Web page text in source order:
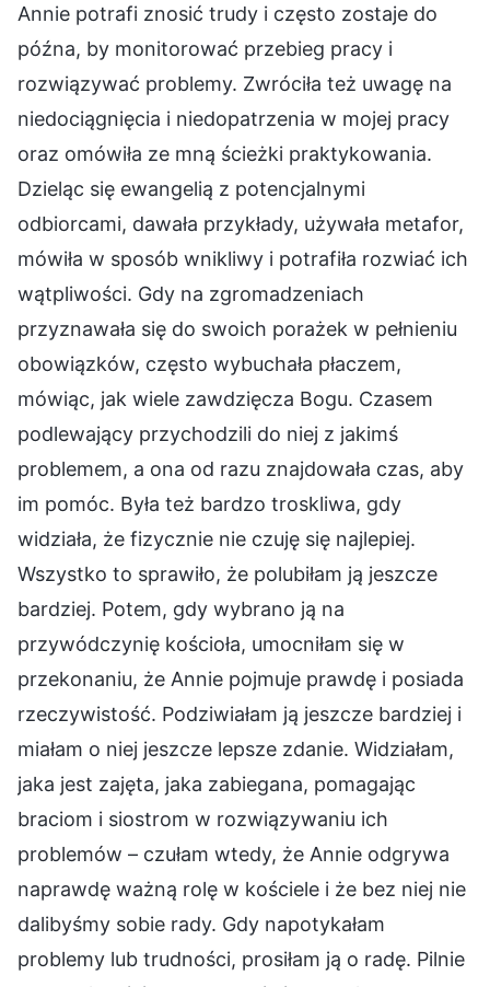
Annie potrafi znosić trudy i często zostaje do
późna, by monitorować przebieg pracy i
rozwiązywać problemy. Zwróciła też uwagę na
niedociągnięcia i niedopatrzenia w mojej pracy
oraz omówiła ze mną ścieżki praktykowania.
Dzieląc się ewangelią z potencjalnymi
odbiorcami, dawała przykłady, używała metafor,
mówiła w sposób wnikliwy i potrafiła rozwiać ich
wątpliwości. Gdy na zgromadzeniach
przyznawała się do swoich porażek w pełnieniu
obowiązków, często wybuchała płaczem,
mówiąc, jak wiele zawdzięcza Bogu. Czasem
podlewający przychodzili do niej z jakimś
problemem, a ona od razu znajdowała czas, aby
im pomóc. Była też bardzo troskliwa, gdy
widziała, że fizycznie nie czuję się najlepiej.
Wszystko to sprawiło, że polubiłam ją jeszcze
bardziej. Potem, gdy wybrano ją na
przywódczynię kościoła, umocniłam się w
przekonaniu, że Annie pojmuje prawdę i posiada
rzeczywistość. Podziwiałam ją jeszcze bardziej i
miałam o niej jeszcze lepsze zdanie. Widziałam,
jaka jest zajęta, jaka zabiegana, pomagając
braciom i siostrom w rozwiązywaniu ich
problemów – czułam wtedy, że Annie odgrywa
naprawdę ważną rolę w kościele i że bez niej nie
dalibyśmy sobie rady. Gdy napotykałam
problemy lub trudności, prosiłam ją o radę. Pilnie